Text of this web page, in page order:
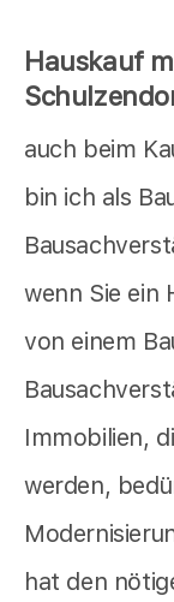
Hauskauf
auch beim
bin ich als
wenn Sie ein
von einem
Immobilien,
werden,
hat den